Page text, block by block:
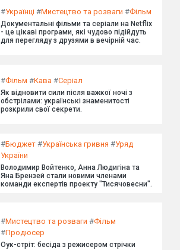
#Українці #Мистецтво та розваги #Фільм
Документальні фільми та серіали на Netflix
- це цікаві програми, які чудово підійдуть
для перегляду з друзями в вечірній час.
#Фільм #Кава #Серіал
Як відновити сили після важкої ночі з
обстрілами: українські знаменитості
розкрили свої секрети.
#Бюджет #Українська гривня #Уряд
України
Володимир Войтенко, Анна Людигіна та
Яна Брензей стали новими членами
команди експертів проекту "Тисячовесни".
#Мистецтво та розваги #Фільм
#Продюсер
Оук-стріт: бесіда з режисером стрічки